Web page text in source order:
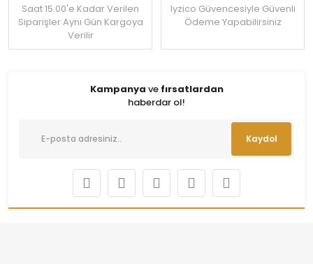
Saat 15.00'e Kadar Verilen
Siparişler Aynı Gün Kargoya
Verilir
Iyzico Güvencesiyle Güvenli
Ödeme Yapabilirsiniz
Kampanya ve fırsatlardan
haberdar ol!
Kaydol